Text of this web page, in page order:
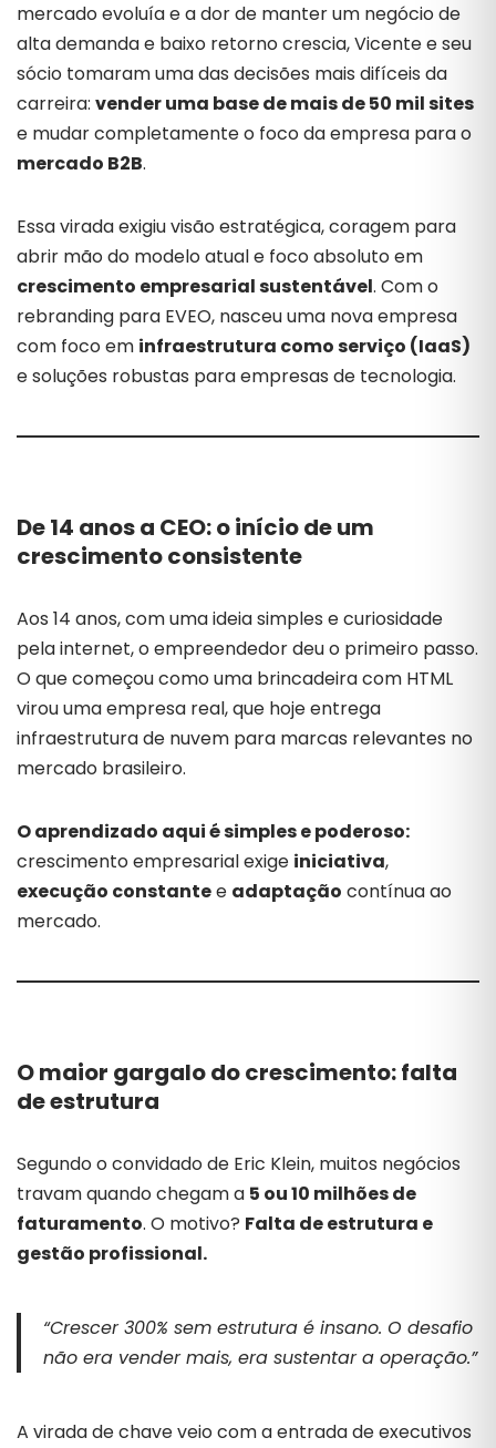
mercado evoluía e a dor de manter um negócio de
alta demanda e baixo retorno crescia, Vicente e seu
sócio tomaram uma das decisões mais difíceis da
carreira: vender uma base de mais de 50 mil sites
e mudar completamente o foco da empresa para o
mercado B2B.
Essa virada exigiu visão estratégica, coragem para
abrir mão do modelo atual e foco absoluto em
crescimento empresarial sustentável. Com o
rebranding para EVEO, nasceu uma nova empresa
com foco em infraestrutura como serviço (IaaS)
e soluções robustas para empresas de tecnologia.
De 14 anos a CEO: o início de um
crescimento consistente
Aos 14 anos, com uma ideia simples e curiosidade
pela internet, o empreendedor deu o primeiro passo.
O que começou como uma brincadeira com HTML
virou uma empresa real, que hoje entrega
infraestrutura de nuvem para marcas relevantes no
mercado brasileiro.
O aprendizado aqui é simples e poderoso:
crescimento empresarial exige iniciativa,
execução constantee adaptação contínua ao
mercado.
O maior gargalo do crescimento: falta
de estrutura
Segundo o convidado de Eric Klein, muitos negócios
travam quando chegam a 5 ou 10 milhões de
faturamento. O motivo? Falta de estrutura e
gestão profissional.
“Crescer 300% sem estrutura é insano. O desafio
não era vender mais, era sustentar a operação.”
A virada de chave veio com a entrada de executivos